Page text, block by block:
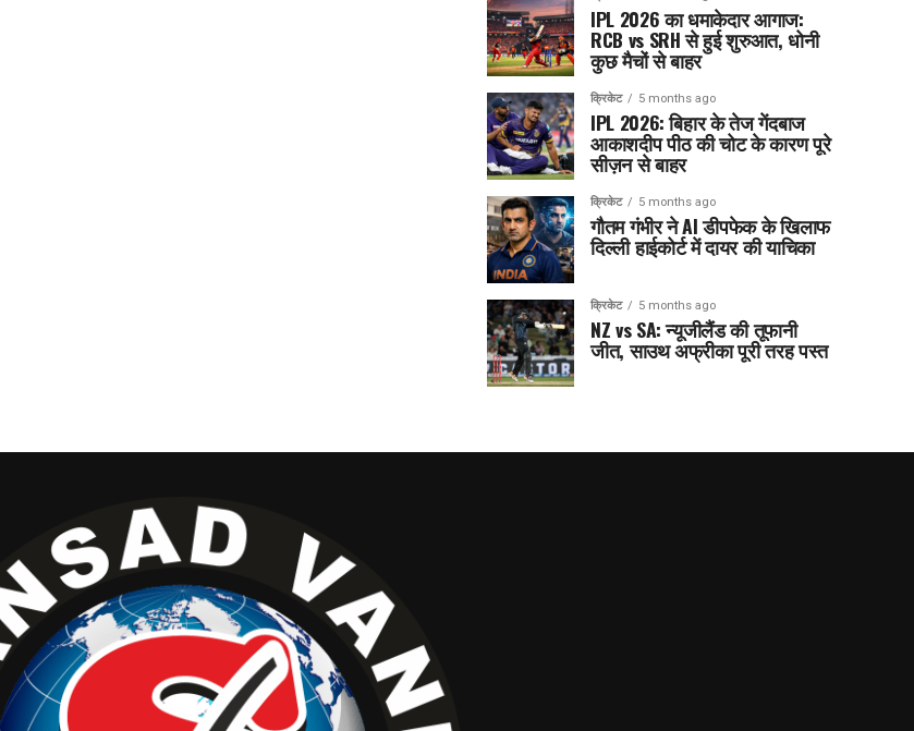
IPL 2026 का धमाकेदार आगाज:
RCB vs SRH से हुई शुरुआत, धोनी
कुछ मैचों से बाहर
क्रिकेट 5 months ago
IPL 2026: बिहार के तेज गेंदबाज
आकाशदीप पीठ की चोट के कारण पूरे
सीज़न से बाहर
क्रिकेट 5 months ago
गौतम गंभीर ने AI डीपफेक के खिलाफ
दिल्ली हाईकोर्ट में दायर की याचिका
क्रिकेट 5 months ago
NZ vs SA: न्यूजीलैंड की तूफानी
जीत, साउथ अफ्रीका पूरी तरह पस्त